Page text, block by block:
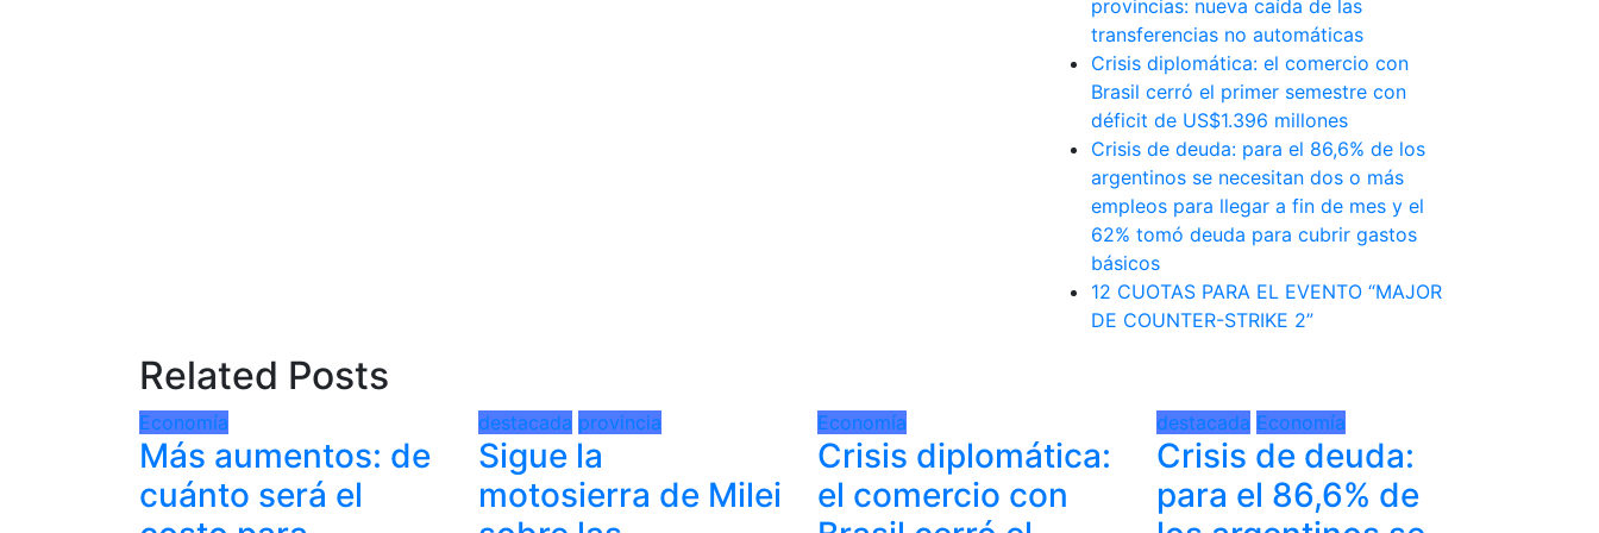
provincias: nueva caída de las
transferencias no automáticas
Crisis diplomática: el comercio con
Brasil cerró el primer semestre con
déficit de US$1.396 millones
Crisis de deuda: para el 86,6% de los
argentinos se necesitan dos o más
empleos para llegar a fin de mes y el
62% tomó deuda para cubrir gastos
básicos
12 CUOTAS PARA EL EVENTO “MAJOR
DE COUNTER-STRIKE 2”
Related Posts
Economía
Más aumentos: de
cuánto será el
destacada provincia
Sigue la
motosierra de Milei
Economía
Crisis diplomática:
el comercio con
destacada Economía
Crisis de deuda:
para el 86,6% de